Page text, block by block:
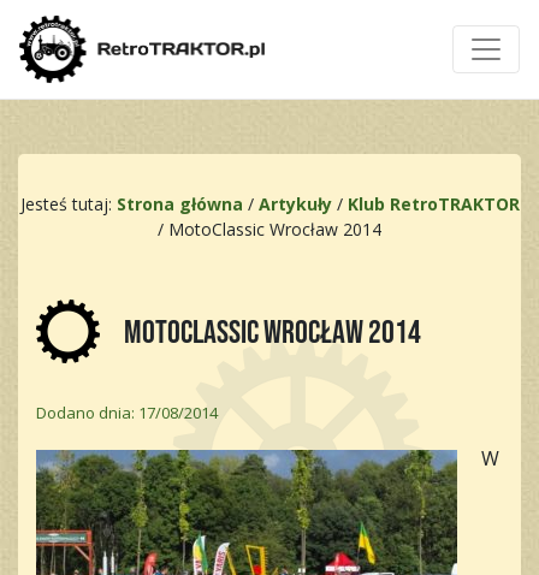
Jesteś tutaj: Strona główna / Artykuły/ Klub RetroTRAKTOR
/ MotoClassic Wrocław 2014
MotoClassic Wrocław 2014
Dodano dnia: 17/08/2014
W